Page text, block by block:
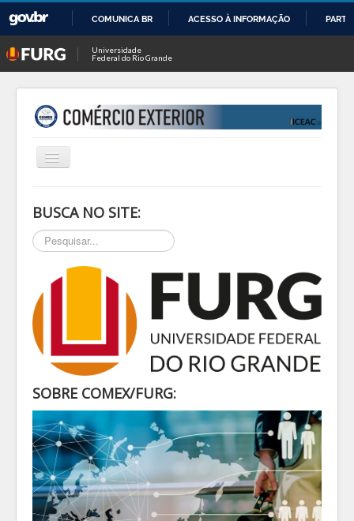
O
CONTEÚDO
COMUNICA BR ACESSO À INFORMAÇÃO
Universidade
Federal do Rio Grande
Alternar
Navegação
SOBRE
NOTÍCIAS
PESQ & EXTEN
SECRETARIA
CONTATO
LOGIN
BUSCA NO SITE:
Pesquisar...
SOBRE COMEX/FURG: